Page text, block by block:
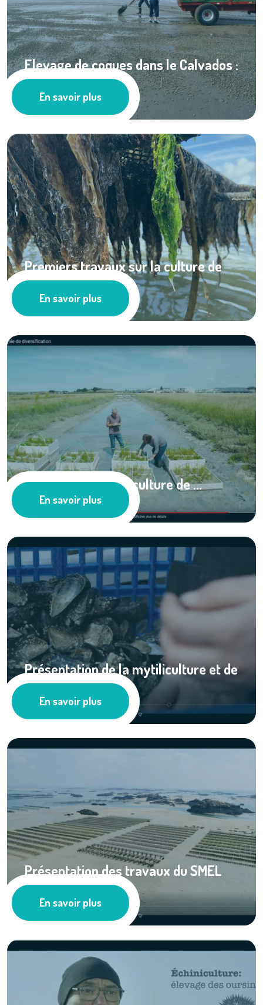
Elevage de coques dans le Calvados :
essai non ...
Ressources documentaires
En savoir plus
Premiers travaux sur la culture de
l’algue ...
Cultures marines
En savoir plus
Présentation de la culture de ...
Cultures marines
En savoir plus
Présentation de la mytiliculture et de
ses ...
Cultures marines
En savoir plus
Présentation des travaux du SMEL
pour ...
Cultures marines
En savoir plus